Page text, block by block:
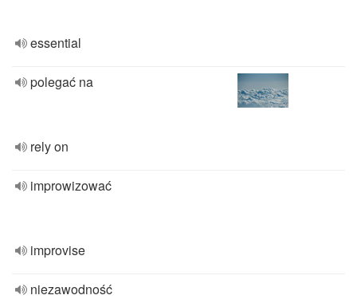
essential
polegać na
rely on
improwizować
improvise
niezawodność